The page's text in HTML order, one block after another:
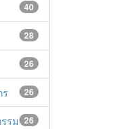
40
28
26
26
26
รม